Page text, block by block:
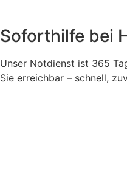
Soforthilfe bei
Unser Notdienst ist 365
Sie erreichbar – schnell,